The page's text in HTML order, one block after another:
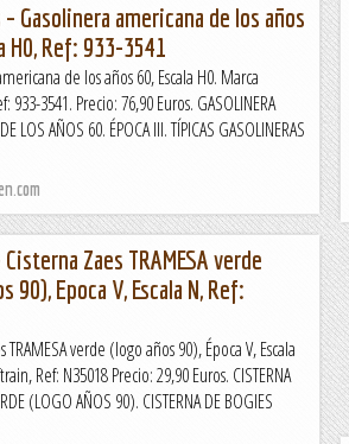
Gasolinera americana de los años
H0, Ref: 933-3541
de los años 60, Escala H0. Marca
933-3541. Precio: 76,90 Euros. GASOLINERA
LOS AÑOS 60. ÉPOCA III. TÍPICAS GASOLINERAS
Zaes TRAMESA verde
90), Epoca V, Escala N, Ref:
TRAMESA verde (logo años 90), Época V, Escala
Ref: N35018 Precio: 29,90 Euros. CISTERNA
(LOGO AÑOS 90). CISTERNA DE BOGIES